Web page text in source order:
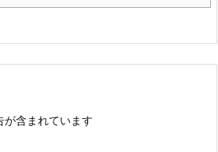
が含まれています